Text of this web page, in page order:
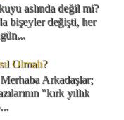
aslında değil mi?
bişeyler değişti, her
Olmalı?
Arkadaşlar;
"kırk yıllık